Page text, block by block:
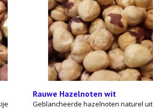
Rauwe Hazelnoten wit
Geblancheerde hazelnoten naturel uit